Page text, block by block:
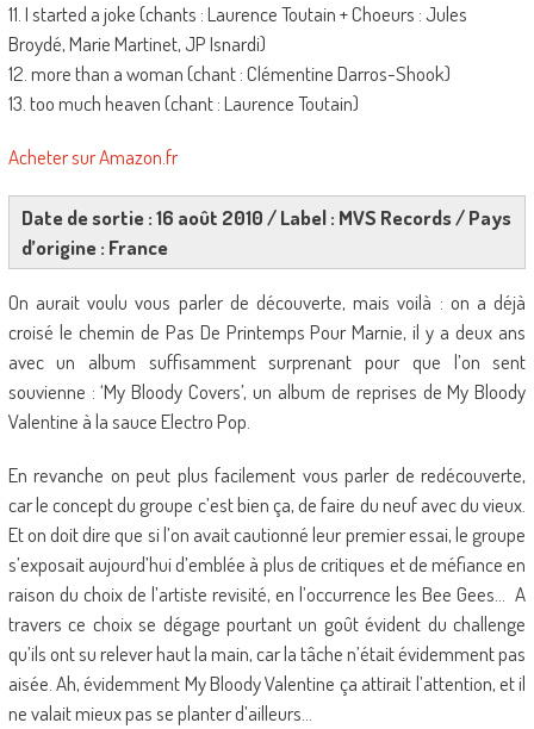
11. I started a joke (chants : Laurence Toutain + Choeurs : Jules
Broydé, Marie Martinet, JP Isnardi)
12. more than a woman (chant : Clémentine Darros-Shook)
13. too much heaven (chant : Laurence Toutain)
Acheter sur Amazon.fr
Date de sortie : 16 août 2010 / Label : MVS Records / Pays
d’origine : France
On aurait voulu vous parler de découverte, mais voilà : on a déjà
croisé le chemin de Pas De Printemps Pour Marnie, il y a deux ans
avec un album suffisamment surprenant pour que l’on sent
souvienne : ‘My Bloody Covers’, un album de reprises de My Bloody
Valentine à la sauce Electro Pop.
En revanche on peut plus facilement vous parler de redécouverte,
car le concept du groupe c’est bien ça, de faire du neuf avec du vieux.
Et on doit dire que si l’on avait cautionné leur premier essai, le groupe
s’exposait aujourd’hui d’emblée à plus de critiques et de méfiance en
raison du choix de l’artiste revisité, en l’occurrence les Bee Gees… A
travers ce choix se dégage pourtant un goût évident du challenge
qu’ils ont su relever haut la main, car la tâche n’était évidemment pas
aisée. Ah, évidemment My Bloody Valentine ça attirait l’attention, et il
ne valait mieux pas se planter d’ailleurs…